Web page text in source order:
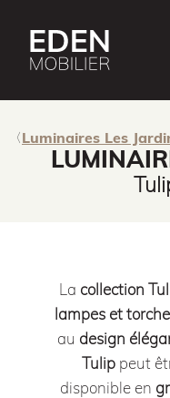
Luminaires Les
La collection
lampes et
au design
Tulip peut
disponible en